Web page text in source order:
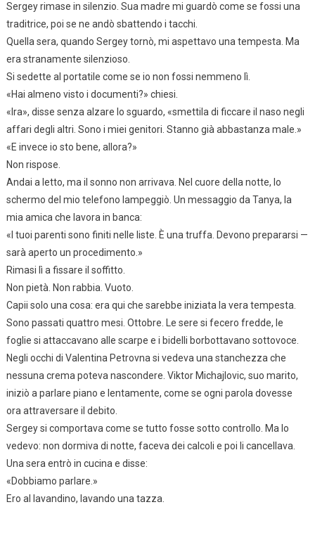
Sergey rimase in silenzio. Sua madre mi guardò come se fossi una
traditrice, poi se ne andò sbattendo i tacchi.
Quella sera, quando Sergey tornò, mi aspettavo una tempesta. Ma
era stranamente silenzioso.
Si sedette al portatile come se io non fossi nemmeno lì.
«Hai almeno visto i documenti?» chiesi.
«Ira», disse senza alzare lo sguardo, «smettila di ficcare il naso negli
affari degli altri. Sono i miei genitori. Stanno già abbastanza male.»
«E invece io sto bene, allora?»
Non rispose.
Andai a letto, ma il sonno non arrivava. Nel cuore della notte, lo
schermo del mio telefono lampeggiò. Un messaggio da Tanya, la
mia amica che lavora in banca:
«I tuoi parenti sono finiti nelle liste. È una truffa. Devono prepararsi —
sarà aperto un procedimento.»
Rimasi lì a fissare il soffitto.
Non pietà. Non rabbia. Vuoto.
Capii solo una cosa: era qui che sarebbe iniziata la vera tempesta.
Sono passati quattro mesi. Ottobre. Le sere si fecero fredde, le
foglie si attaccavano alle scarpe e i bidelli borbottavano sottovoce.
Negli occhi di Valentina Petrovna si vedeva una stanchezza che
nessuna crema poteva nascondere. Viktor Michajlovic, suo marito,
iniziò a parlare piano e lentamente, come se ogni parola dovesse
ora attraversare il debito.
Sergey si comportava come se tutto fosse sotto controllo. Ma lo
vedevo: non dormiva di notte, faceva dei calcoli e poi li cancellava.
Una sera entrò in cucina e disse:
«Dobbiamo parlare.»
Ero al lavandino, lavando una tazza.